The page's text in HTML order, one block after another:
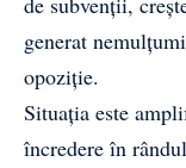
generat
opoziție.
Situația este
încredere în